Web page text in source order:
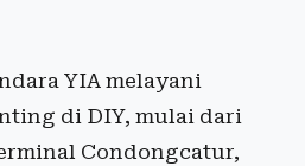
YIA melayani
di DIY, mulai dari
Condongcatur,